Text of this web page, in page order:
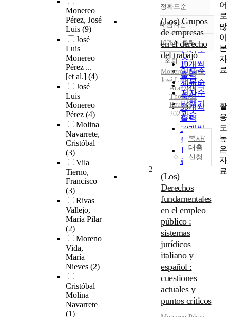
Monereo
Pérez, José
Luis (9)
José
Luis
Monereo
Pérez ...
[et al.] (4)
José
Luis
Monereo
Pérez (4)
Molina
Navarrete,
Cristóbal
(3)
Vila
Tierno,
Francisco
(3)
Rivas
Vallejo,
María Pilar
(2)
Moreno
Vida,
María
Nieves (2)
Cristóbal
Molina
Navarrete
(1)
정확도순
정확도
순
인기도
순
연도순
제목순
저자순
발행기
관순
내림차순
내림차순
10개씩 출력
10개씩
출력
20개씩
출력
30개씩
출력
50개씩
출력
100개씩
출력
조회
(Los) Grupos
de empresas
en el derecho
del trabajo
Monereo Pérez,
José Luis
Aranzadi
Thomson
Reuters
2021
복사/
대출
신청
2
(Los)
Derechos
fundamentales
en el empleo
público :
sistemas
jurídicos
italiano y
español :
cuestiones
actuales y
puntos críticos
어
로
많
이
본
자
료
활
용
도
높
은
자
료